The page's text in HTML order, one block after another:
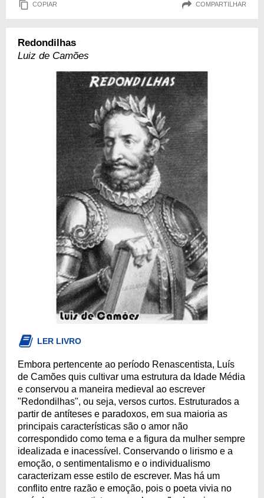
COPIAR COMPARTILHAR
Redondilhas
Luiz de Camões
LER LIVRO
Embora pertencente ao período Renascentista, Luís
de Camões quis cultivar uma estrutura da Idade Média
e conservou a maneira medieval ao escrever
"Redondilhas", ou seja, versos curtos. Estruturados a
partir de antíteses e paradoxos, em sua maioria as
principais características são o amor não
correspondido como tema e a figura da mulher sempre
idealizada e inacessível. Conservando o lirismo e a
emoção, o sentimentalismo e o individualismo
caracterizam esse estilo de escrever. Mas há um
conflito entre razão e emoção, pois o poeta vivia no